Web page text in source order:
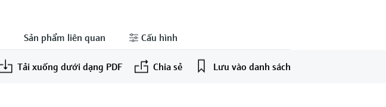
Sản phẩm liên quan Cấu hình
Tải xuống dưới dạng PDF Chia sẻ Lưu vào danh sách